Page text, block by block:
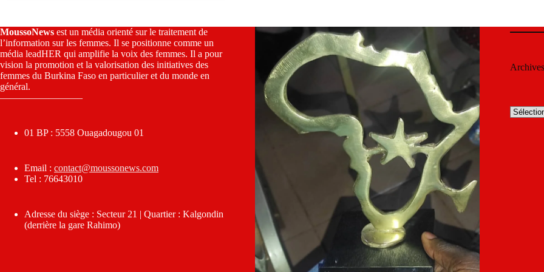
MoussoNews est un média orienté sur le traitement de
l’information sur les femmes. Il se positionne comme un
média leadHER qui amplifie la voix des femmes. Il a pour
vision la promotion et la valorisation des initiatives des
femmes du Burkina Faso en particulier et du monde en
général.
————————–
01 BP : 5558 Ouagadougou 01
Email : contact@moussonews.com
Tel : 76643010
Adresse du siège : Secteur 21 | Quartier : Kalgondin
(derrière la gare Rahimo)
Archives
Archives